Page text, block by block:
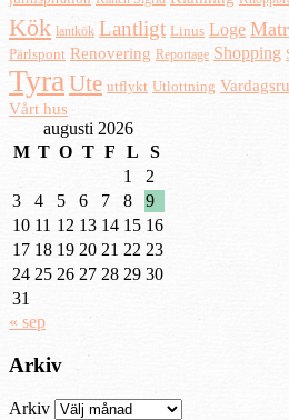
Kök lantkök Lantligt Linus Loge
Pärlspont Renovering Reportage Shopping
TyraUte utflykt Utlottning
Vårt hus
augusti 2026
M T O T F L
S
1
2
3
4 5 6 7 8
9
10 11 12 13 14 15 16
17 18 19 20 21 22 23
24 25 26 27 28 29 30
31
« sep
Arkiv
Arkiv